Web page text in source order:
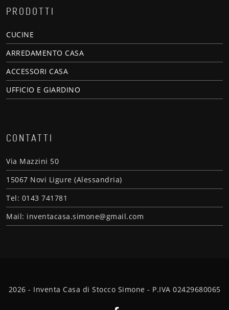
PRODOTTI
CUCINE
ARREDAMENTO CASA
ACCESSORI CASA
UFFICIO E GIARDINO
CONTATTI
Via Mazzini 50
15067 Novi Ligure (Alessandria)
Tel: 0143 741781
Mail: inventacasa.simone@gmail.com
2026 - Inventa Casa di Stocco Simone - P.IVA 02429680065